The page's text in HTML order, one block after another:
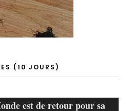
(10 JOURS)
est de retour pour sa